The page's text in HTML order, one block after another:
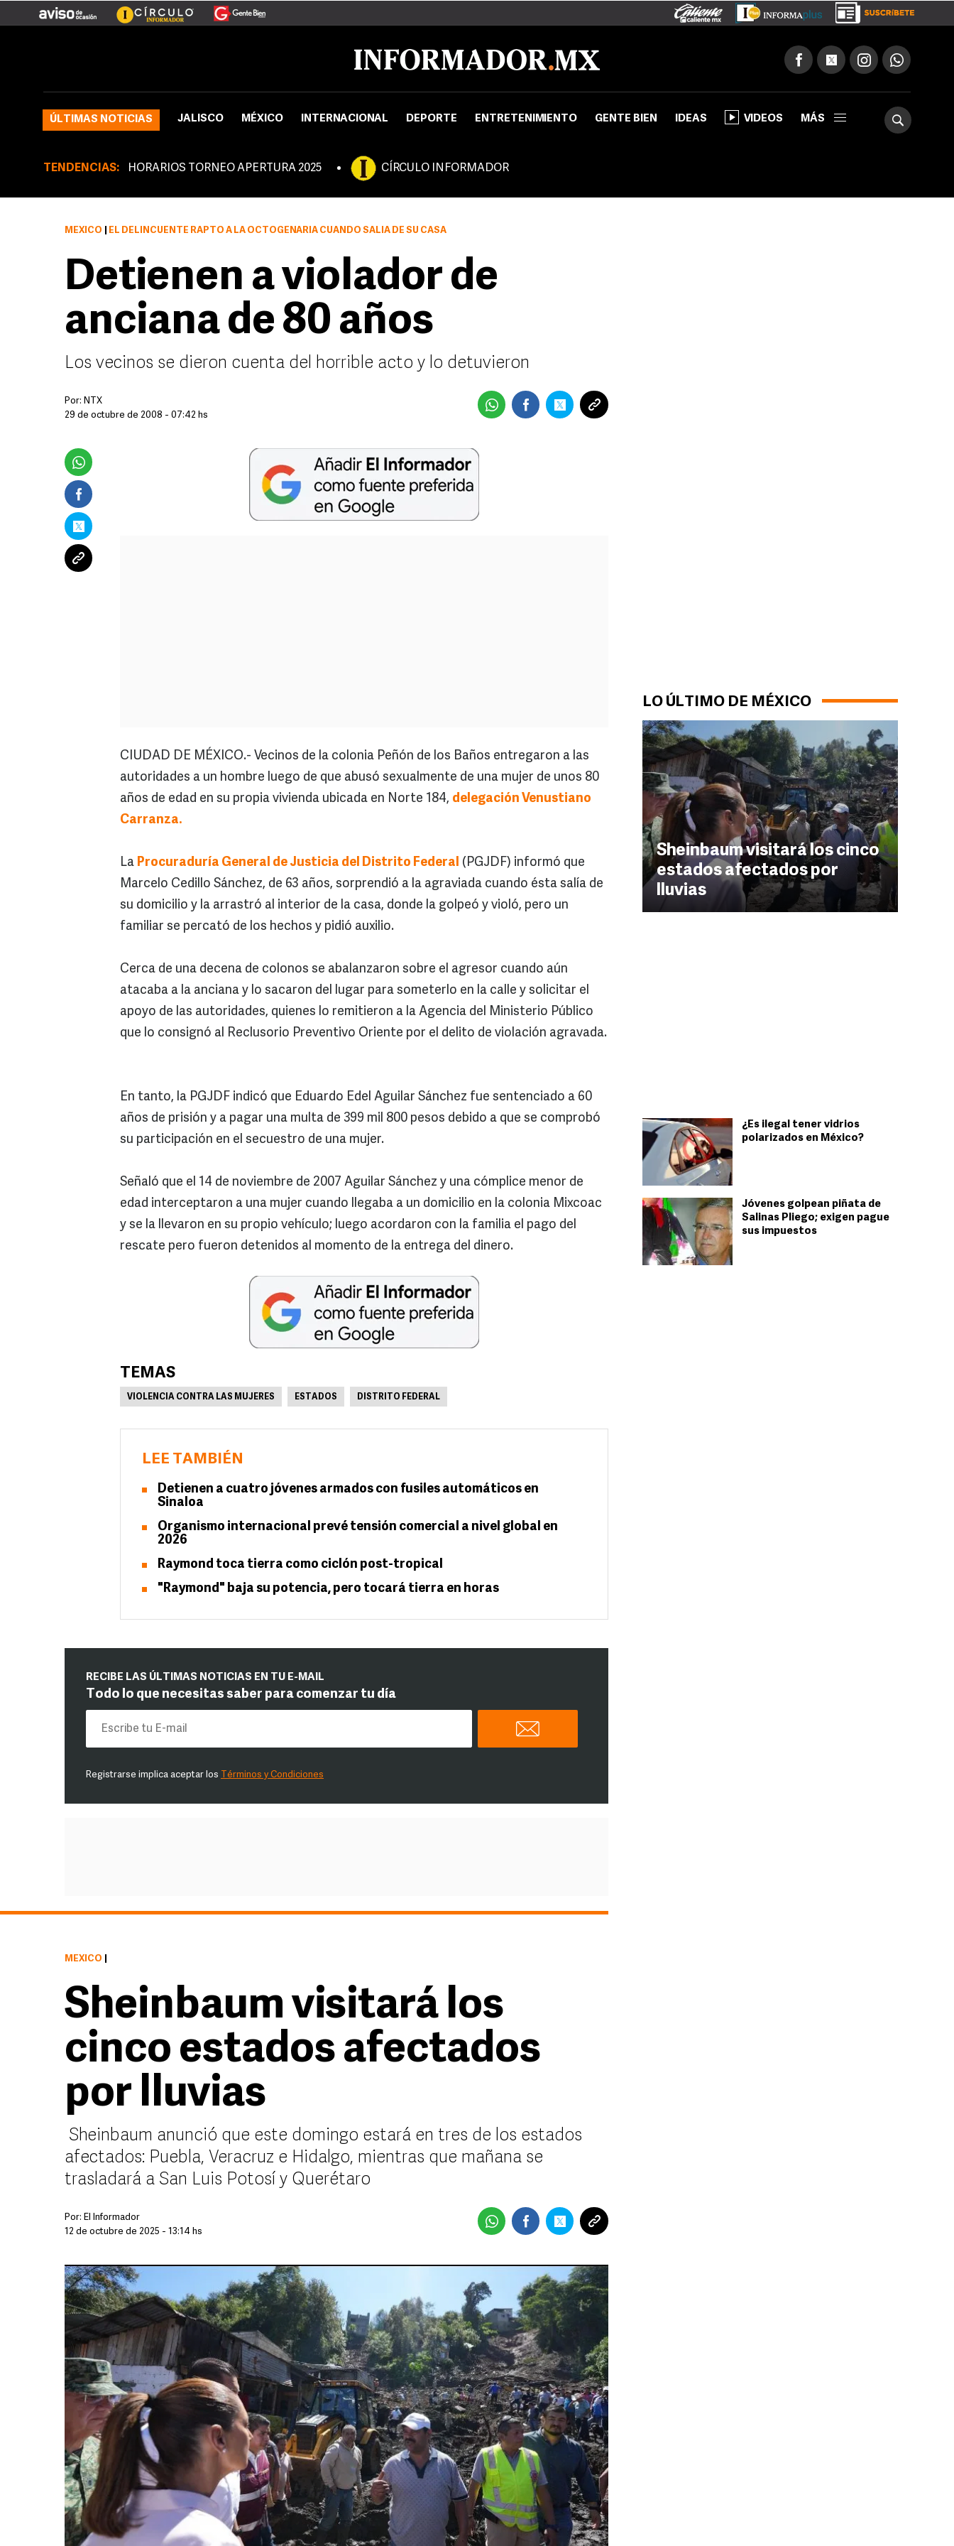
ÚLTIMAS NOTICIAS JALISCO MÉXICO INTERNACIONAL DEPORTE ENTRETENIMIENTO GENTE BIEN IDEAS VIDEOS MÁS
TENDENCIAS: HORARIOS TORNEO APERTURA 2025 CÍRCULO INFORMADOR
LO ÚLTIMO DE MÉXICO
Sheinbaum visitará los cinco
estados afectados por
lluvias
¿Es ilegal tener vidrios
polarizados en México?
Jóvenes golpean piñata de
Salinas Pliego; exigen pague
sus impuestos
MÉXICO EL DELINCUENTE RAPTÓ A LA OCTOGENARIA CUANDO SALÍA DE SU CASA
Detienen a violador de
anciana de 80 años
Los vecinos se dieron cuenta del horrible acto y lo detuvieron
Por: NTX
29 de octubre de 2008 - 07:42 hs
CIUDAD DE MÉXICO.- Vecinos de la colonia Peñón de los Baños entregaron a las
autoridades a un hombre luego de que abusó sexualmente de una mujer de unos 80
años de edad en su propia vivienda ubicada en Norte 184, delegación Venustiano
Carranza.
La Procuraduría General de Justicia del Distrito Federal (PGJDF) informó que
Marcelo Cedillo Sánchez, de 63 años, sorprendió a la agraviada cuando ésta salía de
su domicilio y la arrastró al interior de la casa, donde la golpeó y violó, pero un
familiar se percató de los hechos y pidió auxilio.
Cerca de una decena de colonos se abalanzaron sobre el agresor cuando aún
atacaba a la anciana y lo sacaron del lugar para someterlo en la calle y solicitar el
apoyo de las autoridades, quienes lo remitieron a la Agencia del Ministerio Público
que lo consignó al Reclusorio Preventivo Oriente por el delito de violación agravada.
En tanto, la PGJDF indicó que Eduardo Edel Aguilar Sánchez fue sentenciado a 60
años de prisión y a pagar una multa de 399 mil 800 pesos debido a que se comprobó
su participación en el secuestro de una mujer.
Señaló que el 14 de noviembre de 2007 Aguilar Sánchez y una cómplice menor de
edad interceptaron a una mujer cuando llegaba a un domicilio en la colonia Mixcoac
y se la llevaron en su propio vehículo; luego acordaron con la familia el pago del
rescate pero fueron detenidos al momento de la entrega del dinero.
TEMAS
VIOLENCIA CONTRA LAS MUJERES ESTADOS DISTRITO FEDERAL
LEE TAMBIÉN
Detienen a cuatro jóvenes armados con fusiles automáticos en
Sinaloa
Organismo internacional prevé tensión comercial a nivel global en
2026
Raymond toca tierra como ciclón post-tropical
"Raymond" baja su potencia, pero tocará tierra en horas
RECIBE LAS ÚLTIMAS NOTICIAS EN TU E-MAIL
Todo lo que necesitas saber para comenzar tu día
Registrarse implica aceptar los Términos y Condiciones
MÉXICO
Sheinbaum visitará los
cinco estados afectados
por lluvias
Sheinbaum anunció que este domingo estará en tres de los estados
afectados: Puebla, Veracruz e Hidalgo, mientras que mañana se
trasladará a San Luis Potosí y Querétaro
Por: El Informador
12 de octubre de 2025 - 13:14 hs